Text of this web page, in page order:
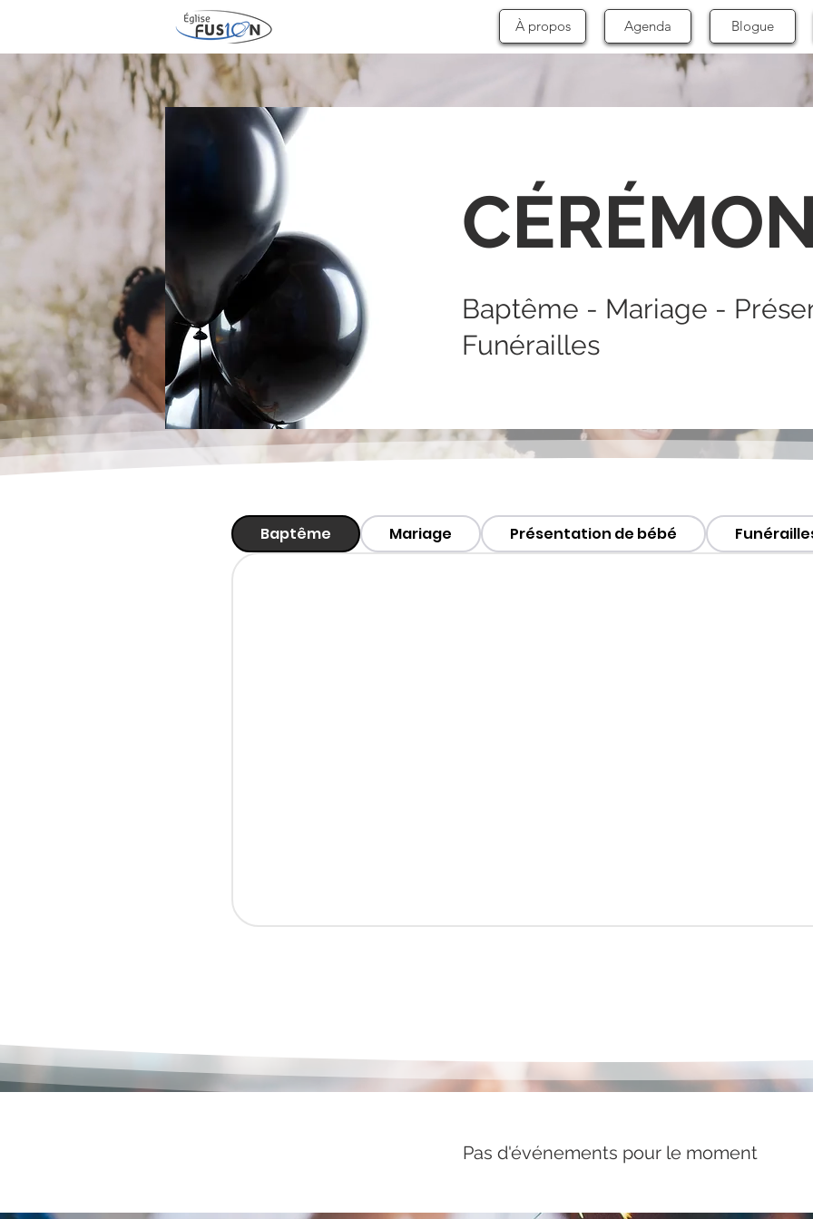
À propos Agenda Blogue
Baptême - Mariage -
Funérailles
Baptême Mariage Présentation de bébé
Pas d'événements pour le moment